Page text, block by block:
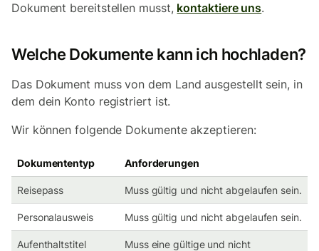
Dokument bereitstellen musst, kontaktiere uns.
Welche Dokumente kann ich hochladen?
Das Dokument muss von dem Land ausgestellt sein, in
dem dein Konto registriert ist.
Wir können folgende Dokumente akzeptieren:
Dokumententyp Anforderungen
Reisepass Muss gültig und nicht abgelaufen sein.
Personalausweis Muss gültig und nicht abgelaufen sein.
Aufenthaltstitel
Muss eine gültige und nicht